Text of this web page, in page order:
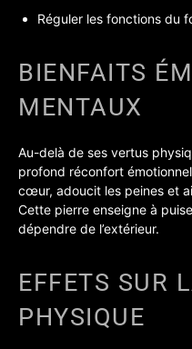
Réguler les fonctions du
BIENFAITS
MENTAUX
Au-delà de ses vertus
profond réconfort
cœur, adoucit les peines et
Cette pierre enseigne à
dépendre de l’extérieur.
EFFETS SUR
PHYSIQUE